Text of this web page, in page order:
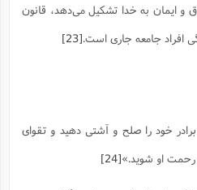
و ایمان به خدا تشکیل می‌دهد، قانون
افراد جامعه جاری است.[23]
خود را صلح و آشتی دهید و تقوای
او شوید.»[24]